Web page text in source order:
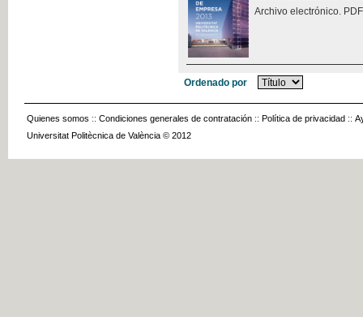
Archivo electrónico.
Ordenado por
Quienes somos :: Condiciones generales de contratación :: Política de privacidad ::
Universitat Politècnica de València © 2012